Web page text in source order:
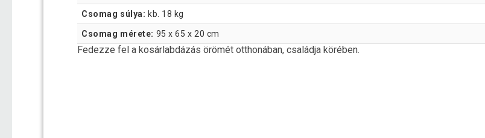
Csomag súlya: kb. 18 kg
Csomag mérete: 95 x 65 x 20 cm
Fedezze fel a kosárlabdázás örömét otthonában, családja körében.